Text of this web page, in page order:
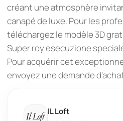
créant une atmosphère
canapé de luxe. Pour les
téléchargez le modèle 3D
Super roy esecuzione
Pour acquérir cet
envoyez une demande
IL Loft